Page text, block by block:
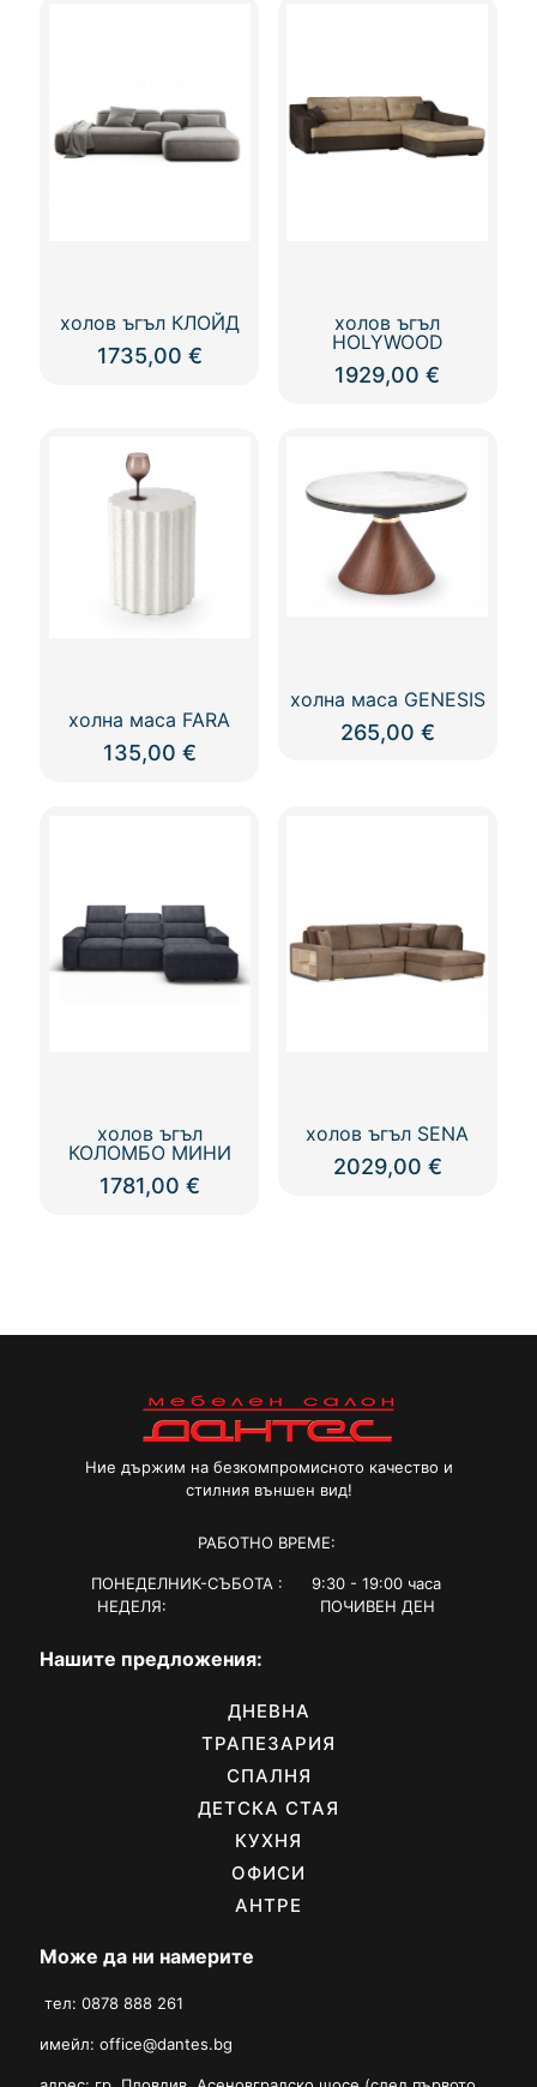
холов ъгъл КЛОЙД
1735,00 €
холов ъгъл
HOLYWOOD
1929,00€
холна маса FARA
135,00 €
холна маса GENESIS
265,00 €
холов ъгъл
КОЛОМБО МИНИ
1781,00 €
холов ъгъл SENA
2029,00 €
Ние държим на безкомпромисното качество и
стилния външен вид!
РАБОТНО ВРЕМЕ:
ПОНЕДЕЛНИК-СЪБОТА : 9:30 - 19:00 часа
НЕДЕЛЯ: ПОЧИВЕН ДЕН
Нашите предложения:
ДНЕВНА
ТРАПЕЗАРИЯ
СПАЛНЯ
ДЕТСКА СТАЯ
КУХНЯ
ОФИСИ
АНТРЕ
Може да ни намерите
тел: 0878 888 261
имейл: office@dantes.bg